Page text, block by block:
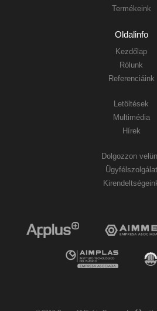
Termékeink
Oldalinfo
Kezdőlap
Rólunk
Referenciáink
Letöltések
Multimédia
Hírek
Dolgozzon
Ügyfélszolgálat